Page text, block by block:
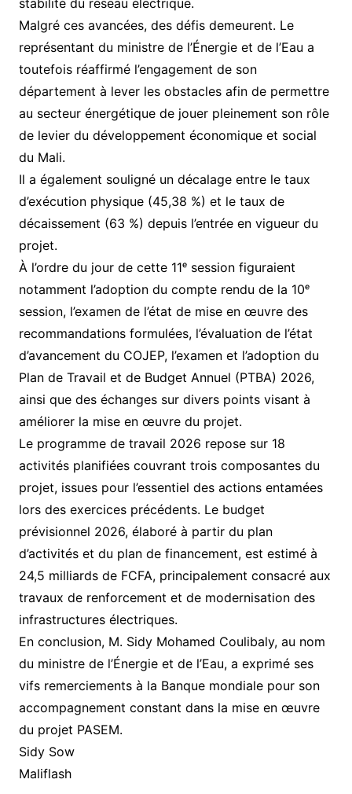
Malgré ces avancées, des défis demeurent. Le
représentant du ministre de l’Énergie et de l’Eau a
toutefois réaffirmé l’engagement de son
département à lever les obstacles afin de permettre
au secteur énergétique de jouer pleinement son rôle
de levier du développement économique et social
du Mali.
Il a également souligné un décalage entre le taux
d’exécution physique (45,38 %) et le taux de
décaissement (63 %) depuis l’entrée en vigueur du
projet.
À l’ordre du jour de cette 11ᵉ session figuraient
notamment l’adoption du compte rendu de la 10ᵉ
session, l’examen de l’état de mise en œuvre des
recommandations formulées, l’évaluation de l’état
d’avancement du COJEP, l’examen et l’adoption du
Plan de Travail et de Budget Annuel (PTBA) 2026,
ainsi que des échanges sur divers points visant à
améliorer la mise en œuvre du projet.
Le programme de travail 2026 repose sur 18
activités planifiées couvrant trois composantes du
projet, issues pour l’essentiel des actions entamées
lors des exercices précédents. Le budget
prévisionnel 2026, élaboré à partir du plan
d’activités et du plan de financement, est estimé à
24,5 milliards de FCFA, principalement consacré aux
travaux de renforcement et de modernisation des
infrastructures électriques.
En conclusion, M. Sidy Mohamed Coulibaly, au nom
du ministre de l’Énergie et de l’Eau, a exprimé ses
vifs remerciements à la Banque mondiale pour son
accompagnement constant dans la mise en œuvre
du projet PASEM.
Sidy Sow
Maliflash